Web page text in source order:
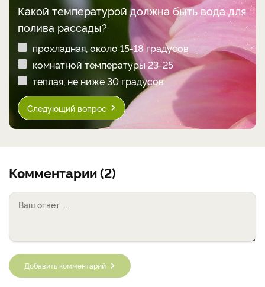
Какой температурой должна быть вода для
полива рассады?
прохладная, около 15-18 градусов
комнатной температуры 23-25
теплая, не ниже 30 градусов
Следующий вопрос
Комментарии (2)
Добавить комментарий